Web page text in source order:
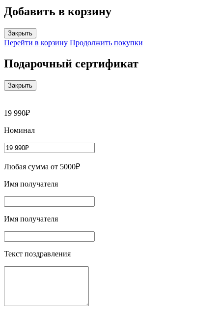
Добавить в корзину
Закрыть
Перейти в корзину Продолжить покупки
Подарочный сертификат
Закрыть
19 990₽
Номинал
Любая сумма от 5000₽
Имя получателя
Имя получателя
Текст поздравления